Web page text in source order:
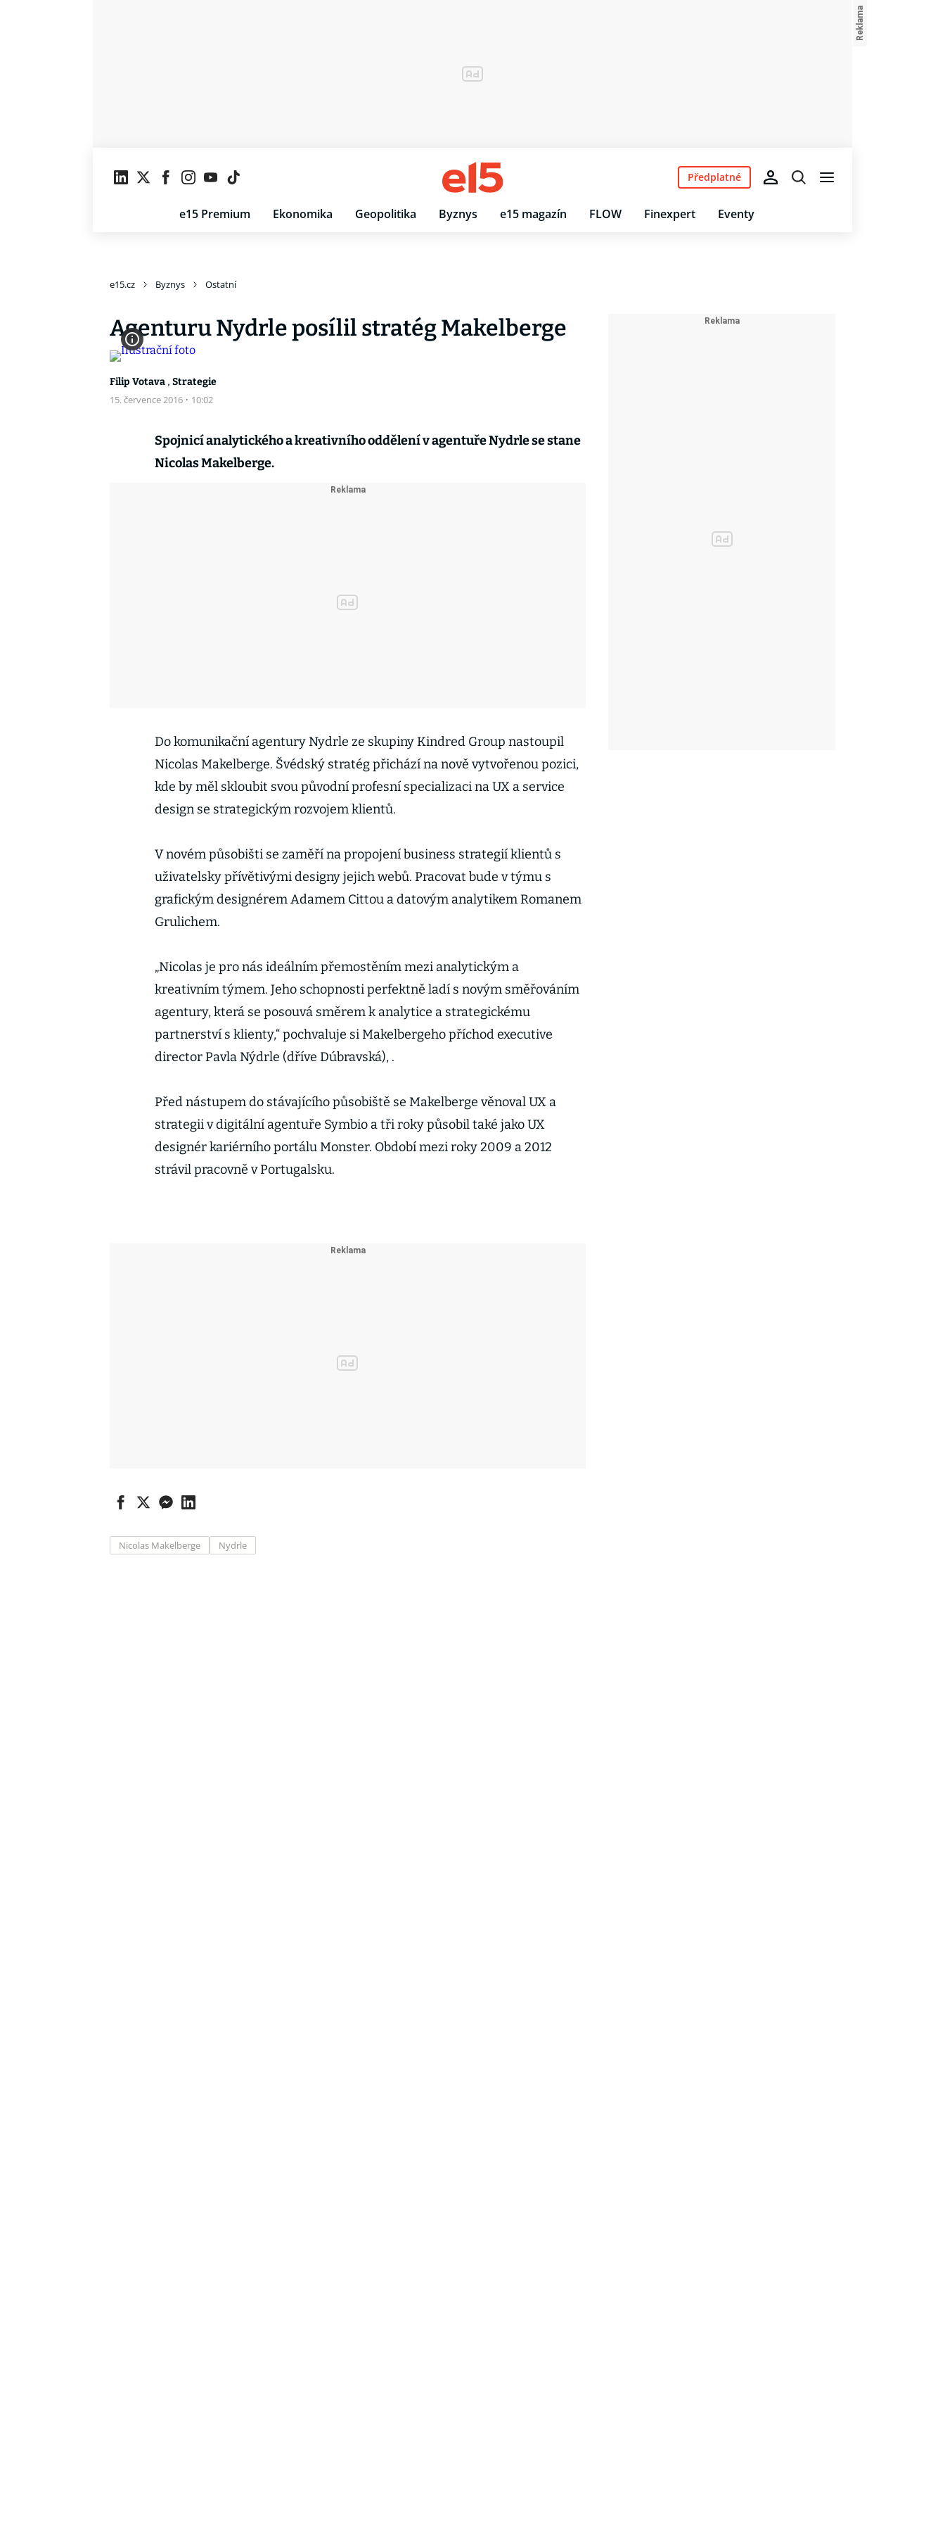
e15 Premium Ekonomika Geopolitika Byznys e15 magazín FLOW Finexpert Eventy
Předplatné
e15.cz Byznys Ostatní
Agenturu Nydrle posílil stratég Makelberge
Filip Votava , Strategie
15. července 2016 · 10:02
Spojnicí analytického a kreativního oddělení v agentuře Nydrle se stane
Nicolas Makelberge.
Do komunikační agentury Nydrle ze skupiny Kindred Group nastoupil
Nicolas Makelberge. Švédský stratég přichází na nově vytvořenou pozici,
kde by měl skloubit svou původní profesní specializaci na UX a service
design se strategickým rozvojem klientů.
V novém působišti se zaměří na propojení business strategií klientů s
uživatelsky přívětivými designy jejich webů. Pracovat bude v týmu s
grafickým designérem Adamem Cittou a datovým analytikem Romanem
Grulichem.
„Nicolas je pro nás ideálním přemostěním mezi analytickým a
kreativním týmem. Jeho schopnosti perfektně ladí s novým směřováním
agentury, která se posouvá směrem k analytice a strategickému
partnerství s klienty,“ pochvaluje si Makelbergeho příchod executive
director Pavla Nýdrle (dříve Dúbravská), .
Před nástupem do stávajícího působiště se Makelberge věnoval UX a
strategii v digitální agentuře Symbio a tři roky působil také jako UX
designér kariérního portálu Monster. Období mezi roky 2009 a 2012
strávil pracovně v Portugalsku.
Nicolas Makelberge Nydrle